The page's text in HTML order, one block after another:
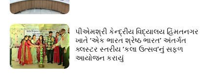
પીએમશ્રી કેન્દ્રીય વિદ્યાલય હિંમતનગર
ખાતે ‘એક ભારત શ્રેષ્ઠ ભારત’ અંતર્ગત
ક્લસ્ટર સ્તરીય ‘કલા ઉત્સવ’નું સફળ
આયોજન કરાયું